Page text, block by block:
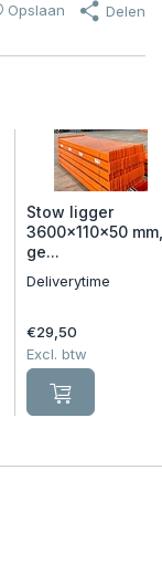
Opslaan Delen
Stow ligger
3600x110x50 mm,
ge...
Deliverytime
€29,50
Excl. btw